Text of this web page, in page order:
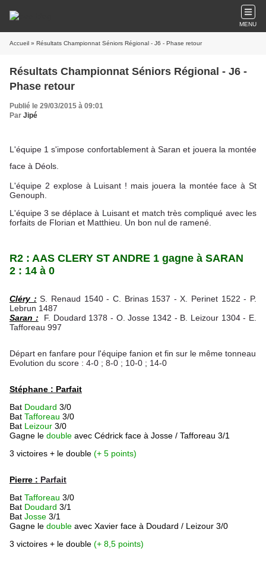
MENU
Accueil » Résultats Championnat Séniors Régional - J6 - Phase retour
Résultats Championnat Séniors Régional - J6 -
Phase retour
Publié le 29/03/2015 à 09:01
Par Jipé
L'équipe 1 s'impose confortablement à Saran et jouera la montée
face à Déols.
L'équipe 2 explose à Luisant ! mais jouera la montée face à St
Genouph.
L'équipe 3 se déplace à Luisant et match très compliqué avec les
forfaits de Florian et Matthieu. Un bon nul de ramené.
R2 : AAS CLERY ST ANDRE 1 gagne à SARAN
2 : 14 à 0
Cléry : S. Renaud 1540 - C. Brinas 1537 -X. Perinet 1522 - P.
Lebrun 1487
Saran :
F. Doudard 1378 - O. Josse 1342 - B. Leizour 1304 - E.
Tafforeau 997
Départ en fanfare pour l'équipe fanion et fin sur le même tonneau
Evolution du score : 4-0 ; 8-0 ; 10-0 ; 14-0
Stéphane : Parfait
Bat Doudard 3/0
Bat Tafforeau 3/0
Bat Leizour 3/0
Gagne le double avec Cédrick face à Josse / Tafforeau 3/1
3 victoires + le double (+ 5 points)
Pierre : Parfait
Bat Tafforeau 3/0
Bat Doudard 3/1
Bat Josse 3/1
Gagne le double avec Xavier face à Doudard / Leizour 3/0
3 victoires + le double (+ 8,5 points)